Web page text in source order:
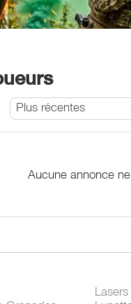
Plus récentes
Aucune annonce
Lasers